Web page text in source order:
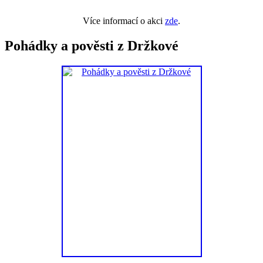
Více informací o akci zde.
Pohádky a pověsti z Držkové